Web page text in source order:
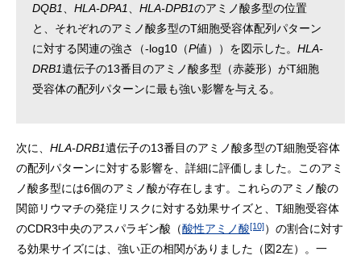
DQB1
HLA-DPA1 HLA-DPB1のアミノ酸多型の位置
と、それぞれのアミノ酸多型のT細胞受容体配列パターン
に対する関連の強さ（-log10（P値））を図示した。 HLA-
DRB1遺伝子の13番目のアミノ酸多型（赤菱形）がT細胞
受容体の配列パターンに最も強い影響を与える。
次に、 HLA-DRB1遺伝子の13番目のアミノ酸多型のT細胞受容体
の配列パターンに対する影響を、詳細に評価しました。このアミ
ノ酸多型には6個のアミノ酸が存在します。これらのアミノ酸の
関節リウマチの発症リスクに対する効果サイズと、T細胞受容体
のCDR3中央のアスパラギン酸（酸性アミノ酸[10]）の割合に対す
る効果サイズには、強い正の相関がありました（図2左）。一